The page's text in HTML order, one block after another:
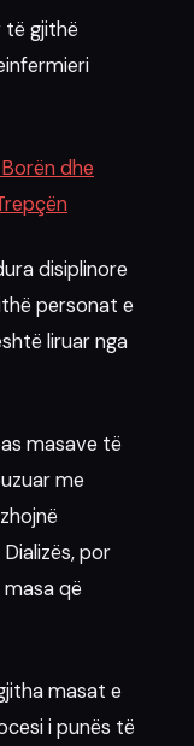
të gjithë
dhe
disiplinore
personat e
liruar nga
masave të
me
por
që
masat e
i punës të